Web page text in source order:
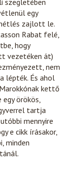
szegletében
egy
zajlott le.
Rabat felé,
hogy
vezetéken át)
nem
lépték. És ahol
kettő
egy örökös,
tartja
mennyire
e cikk írásakor,
minden